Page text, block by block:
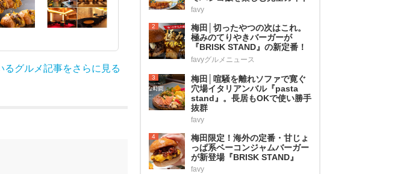
るグルメ記事をさらに見る
favy
2
梅田│切ったやつの次はこれ。
極みのてりやきバーガーが
『BRISK STAND』の新定番！
favyグルメニュース
3
梅田│喧騒を離れソファで寛ぐ
穴場イタリアンバル『pasta
stand』。長居もOKで使い勝手
抜群
favy
4
梅田限定！海外の定番・甘じょ
っぱ系ベーコンジャムバーガー
が新登場『BRISK STAND』
favy